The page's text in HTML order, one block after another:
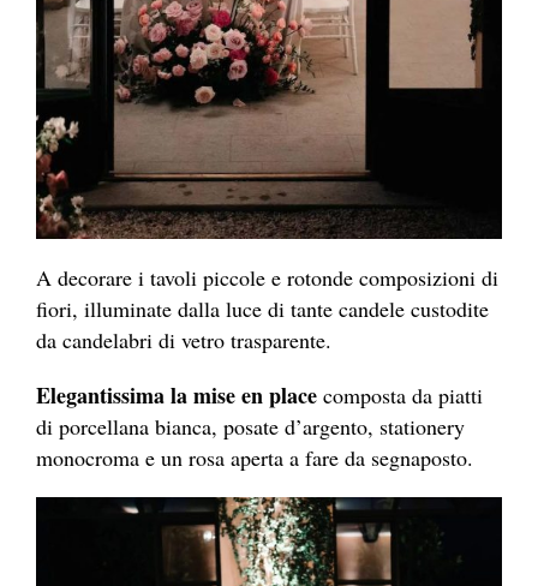
A decorare i tavoli piccole e rotonde composizioni di
fiori, illuminate dalla luce di tante candele custodite
da candelabri di vetro trasparente.
Elegantissima la mise en place composta da piatti
di porcellana bianca, posate d’argento, stationery
monocroma e un rosa aperta a fare da segnaposto.